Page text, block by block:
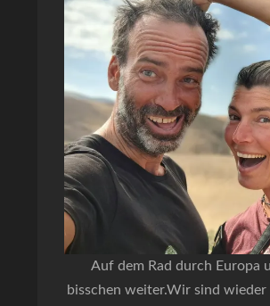
Auf dem Rad durch Europa
bisschen weiter.Wir sind wieder